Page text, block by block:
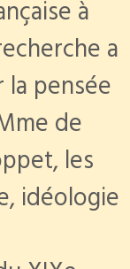
à
a
pensée
de
les
idéologie